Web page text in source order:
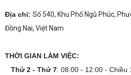
Địa chỉ: Số 540, Khu Phố Ngũ Phúc,
Đồng Nai, Việt Nam
THỜI GIAN LÀM VIỆC:
Thứ 2 - Thứ 7: 08:00 - 12:00 - Chiều